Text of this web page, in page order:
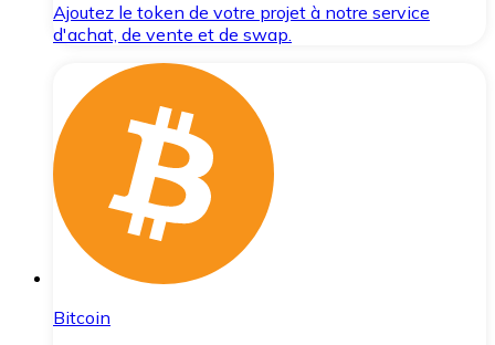
Ajoutez le token de votre projet à notre service
d'achat, de vente et de swap.
Bitcoin